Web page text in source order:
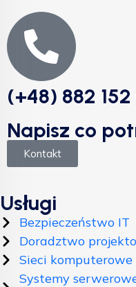
(+48) 882 152
Napisz co
Kontakt
Usługi
Bezpieczeństwo IT
Doradztwo
Sieci komputerowe
Systemy